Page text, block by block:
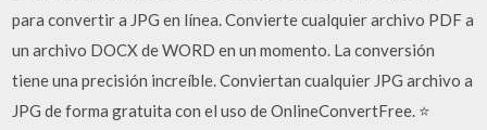
para convertir a JPG en línea. Convierte cualquier archivo PDF a
un archivo DOCX de WORD en un momento. La conversión
tiene una precisión increíble. Conviertan cualquier JPG archivo a
JPG de forma gratuita con el uso de OnlineConvertFree. ⭐ ️